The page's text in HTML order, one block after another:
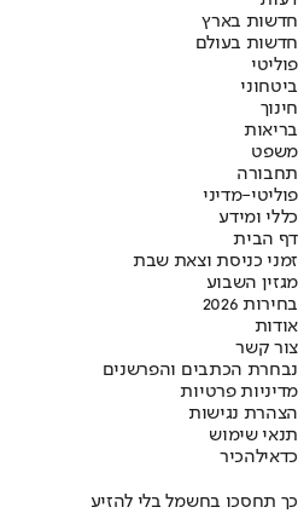
חדשות בארץ
חדשות בעולם
פוליטי
ביטחוני
חינוך
בריאות
משפט
תחבורה
פוליטי-מדיני
כללי ומידע
דף הבית
זמני כניסת וצאת שבת
מגזין השבוע
בחירות 2026
אודות
צור קשר
נבחרת הכתבים והפרשנים
מדיניות פרטיות
הצהרת נגישות
תנאי שימוש
כדאילהכיר
כך תחסכו בחשמל בלי להזיע